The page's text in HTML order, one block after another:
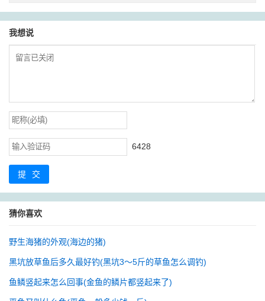
我想说
6428
提交
猜你喜欢
野生海猪的外观(海边的猪)
黑坑放草鱼后多久最好钓(黑坑3～5斤的草鱼怎么调钓)
鱼鳞竖起来怎么回事(金鱼的鳞片都竖起来了)